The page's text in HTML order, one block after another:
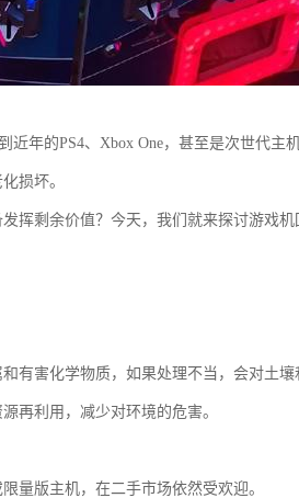
年的PS4、Xbox One，甚至是次世代主机
损坏。
挥剩余价值？今天，我们就来探讨游戏
有害化学物质，如果处理不当，会对土壤
再利用，减少对环境的危害。
量版主机，在二手市场依然受欢迎。